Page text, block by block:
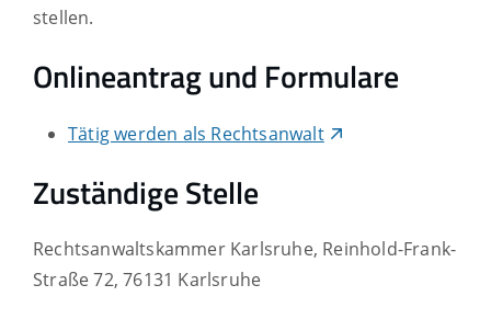
stellen.
Onlineantrag und Formulare
Tätig werden als Rechtsanwalt
Zuständige Stelle
Rechtsanwaltskammer Karlsruhe, Reinhold-Frank-
Straße 72, 76131 Karlsruhe